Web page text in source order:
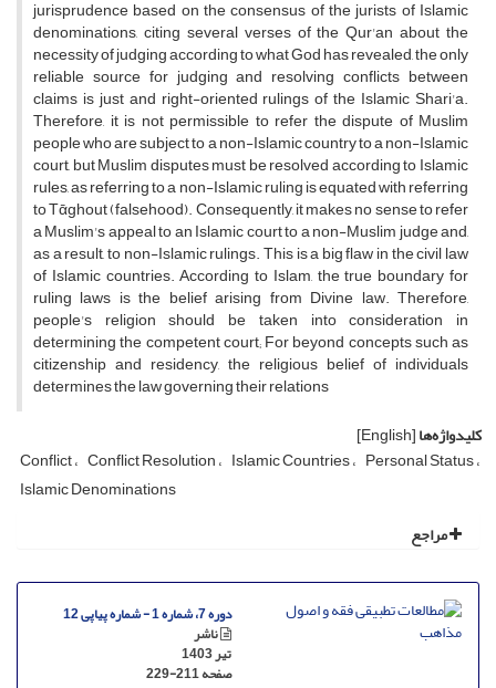
jurisprudence based on the consensus of the jurists of Islamic
denominations, citing several verses of the Qur'an about the
necessity of judging according to what God has revealed, the only
reliable source for judging and resolving conflicts between
claims is just and right-oriented rulings of the Islamic Shari'a.
Therefore, it is not permissible to refer the dispute of Muslim
people who are subject to a non-Islamic country to a non-Islamic
court, but Muslim disputes must be resolved according to Islamic
rules, as referring to a non-Islamic ruling is equated with referring
to Tᾱghout (falsehood). Consequently, it makes no sense to refer
a Muslim's appeal to an Islamic court to a non-Muslim judge and,
as a result, to non-Islamic rulings. This is a big flaw in the civil law
of Islamic countries. According to Islam, the true boundary for
ruling laws is the belief arising from Divine law. Therefore,
people's religion should be taken into consideration in
determining the competent court; For beyond concepts such as
citizenship and residency, the religious belief of individuals
determines the law governing their relations
کلیدواژه‌ها[English]
Conflict Conflict Resolution Islamic Countries Personal Status
Islamic Denominations
مراجع
دوره 7، شماره 1 - شماره پیاپی 12
ناشر
تیر 1403
صفحه229-211